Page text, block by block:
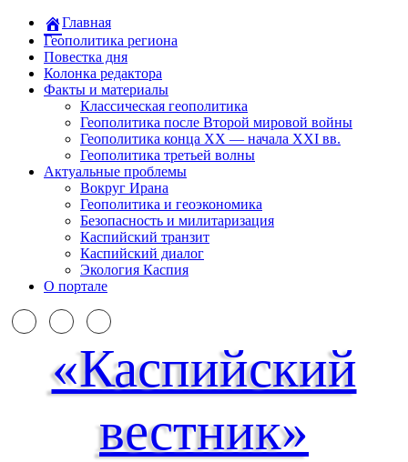
Главная
Геополитика региона
Повестка дня
Колонка редактора
Факты и материалы
Классическая геополитика
Геополитика после Второй мировой войны
Геополитика конца XX — начала XXI вв.
Геополитика третьей волны
Актуальные проблемы
Вокруг Ирана
Геополитика и геоэкономика
Безопасность и милитаризация
Каспийский транзит
Каспийский диалог
Экология Каспия
О портале
«Каспийский
вестник»